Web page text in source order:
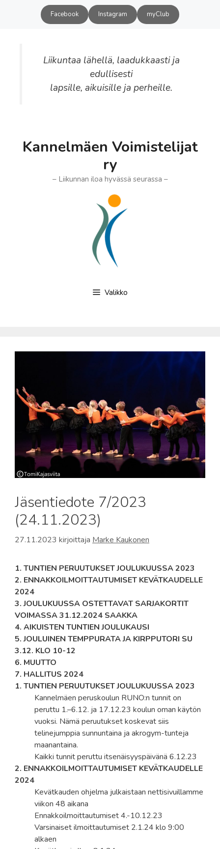
Facebook Instagram myClub
Liikuntaa lähellä, laadukkaasti ja
edullisesti
lapsille, aikuisille ja perheille.
Kannelmäen Voimistelijat
ry
– Liikunnan iloa hyvässä seurassa –
Valikko
Jäsentiedote 7/2023
(24.11.2023)
27.11.2023 kirjoittaja Marke Kaukonen
1. TUNTIEN PERUUTUKSET JOULUKUUSSA 2023
2. ENNAKKOILMOITTAUTUMISET KEVÄTKAUDELLE
2024
3. JOULUKUUSSA OSTETTAVAT SARJAKORTIT
VOIMASSA 31.12.2024 SAAKKA
4. AIKUISTEN TUNTIEN JOULUKAUSI
5. JOULUINEN TEMPPURATA JA KIRPPUTORI SU
3.12. KLO 10-12
6. MUUTTO
7. HALLITUS 2024
1. TUNTIEN PERUUTUKSET JOULUKUUSSA 2023
Kannelmäen peruskoulun RUNO:n tunnit on
peruttu 1.–6.12. ja 17.12.23 koulun oman käytön
vuoksi. Nämä peruutukset koskevat siis
telinejumppia sunnuntaina ja akrogym-tunteja
maanantaina.
Kaikki tunnit peruttu itsenäisyyspäivänä 6.12.23
2. ENNAKKOILMOITTAUTUMISET KEVÄTKAUDELLE
2024
Kevätkauden ohjelma julkaistaan nettisivuillamme
viikon 48 aikana
Ennakkoilmoittautumiset 4.-10.12.23
Varsinaiset ilmoittautumiset 2.1.24 klo 9:00
alkaen